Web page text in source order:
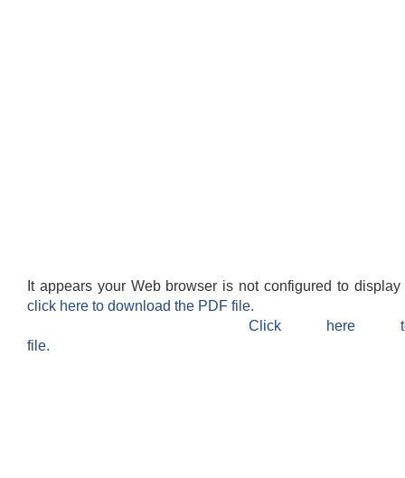
It appears your Web browser is not configured to
click here to download the PDF file.
Click here
file.